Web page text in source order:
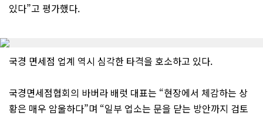
있다”고 평가했다.
국경 면세점 업계 역시 심각한 타격을 호소하고 있다.
국경면세점협회의 바버라 배럿 대표는 “현장에서 체감하는 상
황은 매우 암울하다”며 “일부 업소는 문을 닫는 방안까지 검토